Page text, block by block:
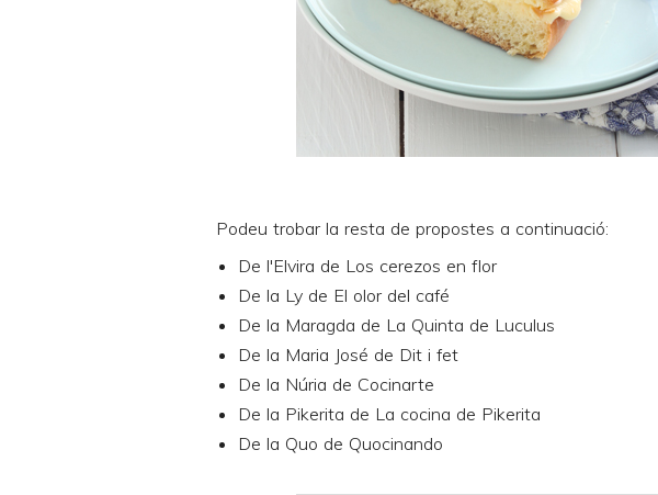
Podeu trobar la resta de propostes a continuació:
De l'Elvira de Los cerezos en flor
De la Ly de El olor del café
De la Maragda de La Quinta de Luculus
De la Maria José de Dit i fet
De la Núria de Cocinarte
De la Pikerita de La cocina de Pikerita
De la Quo de Quocinando